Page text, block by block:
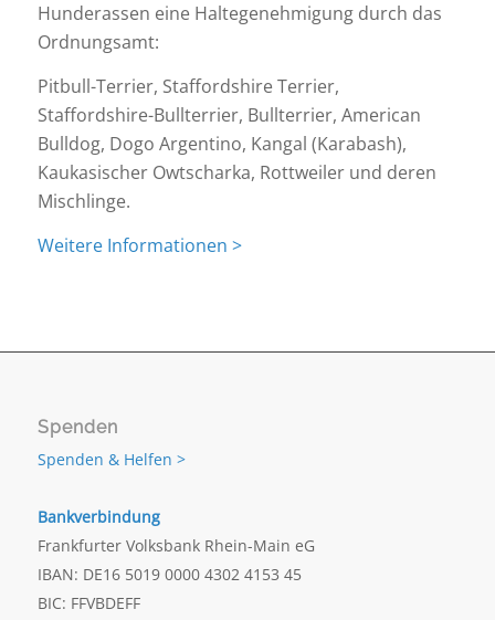
Hunderassen eine Haltegenehmigung durch das
Ordnungsamt:
Pitbull-Terrier, Staffordshire Terrier,
Staffordshire-Bullterrier, Bullterrier, American
Bulldog, Dogo Argentino, Kangal (Karabash),
Kaukasischer Owtscharka, Rottweiler und deren
Mischlinge.
Weitere Informationen >
Spenden
Spenden & Helfen >
Bankverbindung
Frankfurter Volksbank Rhein-Main eG
IBAN: DE16 5019 0000 4302 4153 45
BIC: FFVBDEFF